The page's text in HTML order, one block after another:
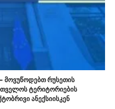
მოვუწოდებთ რუსეთის
ტერიტორიების
ანექსიისკენ